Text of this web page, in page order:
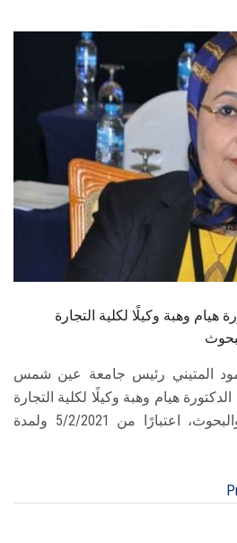
هيئة التدريس
الدراسات العليا
الخريجين
الزائـرون
سجل الان
هيام وهبة وكيلًا لكلية التجارة
المتيني رئيس جامعة عين شمس
الدكتورة هيام وهبة وكيلًا لكلية التجارة
لشئون الدراسات العليا والبحوث، اعتبارًا من 5/2/2021 ولمدة